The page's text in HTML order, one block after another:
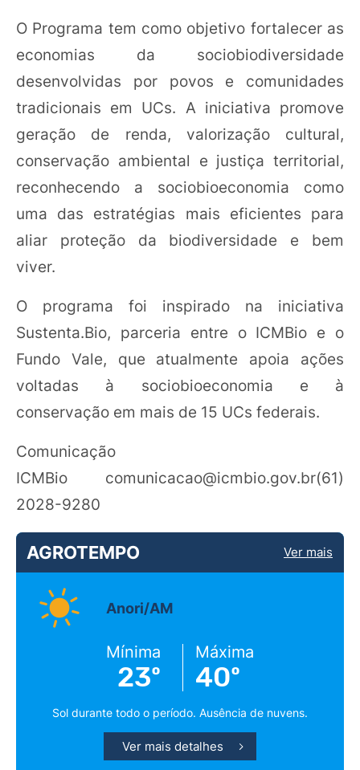
O Programa tem como objetivo fortalecer as
economias da sociobiodiversidade
desenvolvidas por povos e comunidades
tradicionais em UCs. A iniciativa promove
geração de renda, valorização cultural,
conservação ambiental e justiça territorial,
reconhecendo a sociobioeconomia como
uma das estratégias mais eficientes para
aliar proteção da biodiversidade e bem
viver.
O programa foi inspirado na iniciativa
Sustenta.Bio, parceria entre o ICMBio e o
Fundo Vale, que atualmente apoia ações
voltadas à sociobioeconomia e à
conservação em mais de 15 UCs federais.
Comunicação
ICMBio comunicacao@icmbio.gov.br(61)
2028-9280
AGROTEMPO Ver mais
Anori/AM
Mínima
23º
Máxima
40º
Sol durante todo o período. Ausência de nuvens.
Ver mais detalhes